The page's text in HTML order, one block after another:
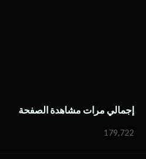
إجمالي مرات مشاهدة الصفحة
179,722